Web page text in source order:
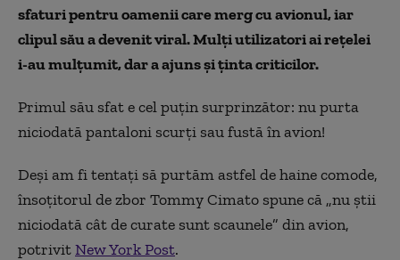
sfaturi pentru oamenii care merg cu avionul, iar
clipul său a devenit viral. Mulți utilizatori ai rețelei
i-au mulțumit, dar a ajuns și ținta criticilor.
Primul său sfat e cel puțin surprinzător: nu purta
niciodată pantaloni scurți sau fustă în avion!
Deși am fi tentați să purtăm astfel de haine comode,
însoțitorul de zbor Tommy Cimato spune că „nu știi
niciodată cât de curate sunt scaunele” din avion,
potrivitNew York Post.